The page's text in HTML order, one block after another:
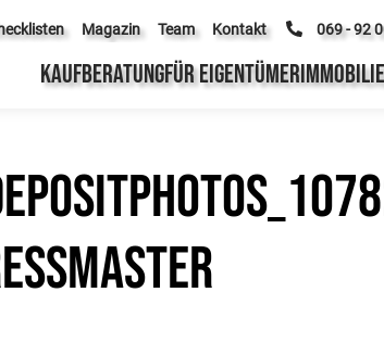
Magazin Team Kontakt 069 - 92
KAUFBERATUNGFÜR EIGENTÜMER